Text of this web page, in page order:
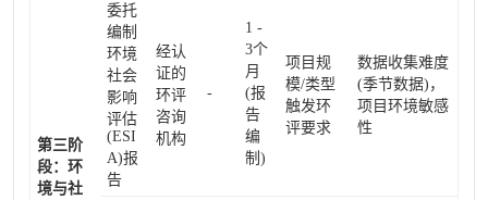
第三阶
段：环
境与社
委托
编制
环境
社会
影响
评估
(ESI
A)报
告
经认
证的
环评
咨询
机构
-
1 -
3个
月
(报
告
编
制)
项目规
模/类型
触发环
评要求
数据收集难度
(季节数据)，
项目环境敏感
性